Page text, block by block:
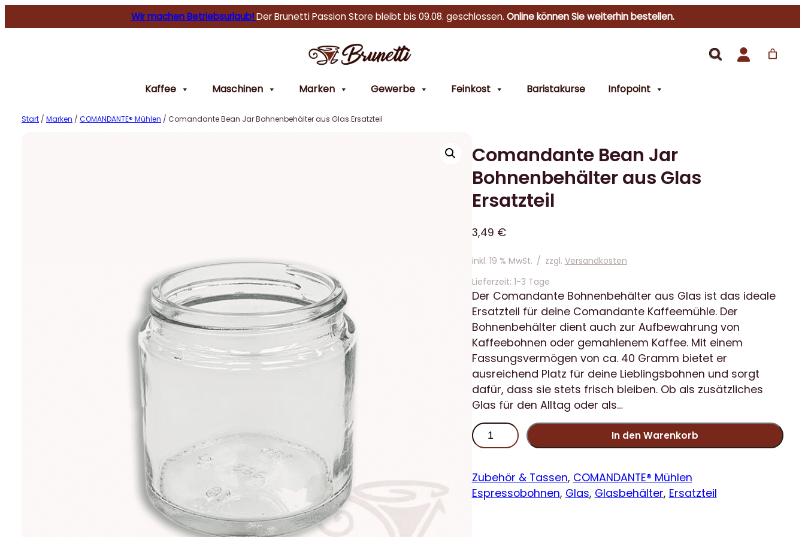
Wir machen Betriebsurlaub!Der Brunetti Passion Store bleibt bis 09.08. geschlossen. Online können Sie weiterhin bestellen.
Kaffee Maschinen Marken Gewerbe Feinkost Baristakurse Infopoint
Start / Marken / COMANDANTE® Mühlen / Comandante Bean Jar Bohnenbehälter aus Glas Ersatzteil
Comandante Bean Jar
Bohnenbehälter aus Glas
Ersatzteil
3,49 €
inkl. 19 % MwSt. / zzgl. Versandkosten
Lieferzeit: 1-3 Tage
Der Comandante Bohnenbehälter aus Glas ist das ideale
Ersatzteil für deine Comandante Kaffeemühle. Der
Bohnenbehälter dient auch zur Aufbewahrung von
Kaffeebohnen oder gemahlenem Kaffee. Mit einem
Fassungsvermögen von ca. 40 Gramm bietet er
ausreichend Platz für deine Lieblingsbohnen und sorgt
dafür, dass sie stets frisch bleiben. Ob als zusätzliches
Glas für den Alltag oder als…
C
o
a
n
In den Warenkorb
Zubehör & Tassen, COMANDANTE® Mühlen
Espressobohnen, Glas, Glasbehälter, Ersatzteil